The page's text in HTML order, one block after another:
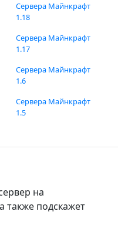
Сервера Майнкрафт
1.18
Сервера Майнкрафт
1.17
Сервера Майнкрафт
1.6
Сервера Майнкрафт
1.5
на
также подскажет